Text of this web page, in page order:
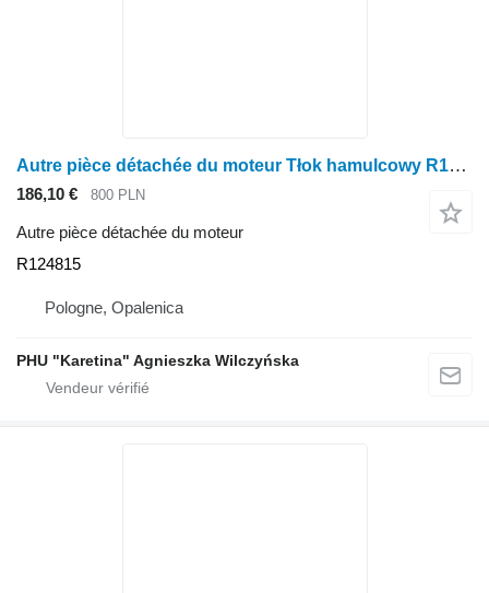
Autre pièce détachée du moteur Tłok hamulcowy R124815 pour tracteur à roues John Deere 8110 8120 8210 8230 8330 8430
186,10 € 800 PLN
Autre pièce détachée du moteur
R124815
Pologne, Opalenica
PHU "Karetina" Agnieszka Wilczyńska